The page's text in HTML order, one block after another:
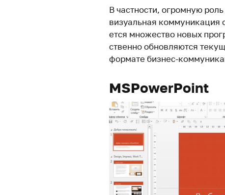
В част­ности, огромную
визу­альная ком­му­ни­кация
ется мно­же­ство новых
ственно обнов­ля­ются
фор­мате бизнес-
MSPowerPoint